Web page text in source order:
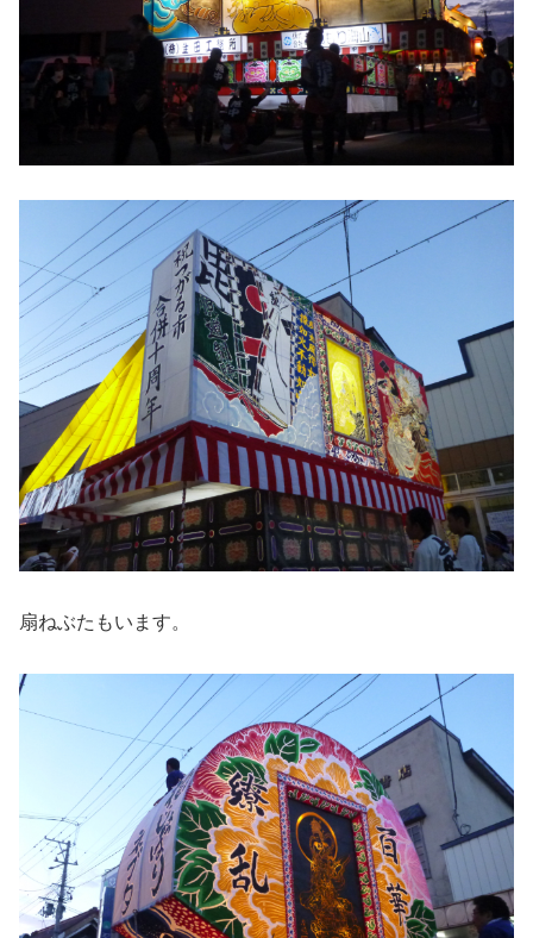
扇ねぶたもいます。